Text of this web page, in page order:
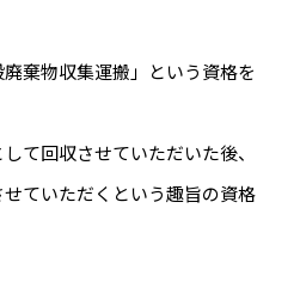
棄物収集運搬」という資格を
て回収させていただいた後、
ていただくという趣旨の資格